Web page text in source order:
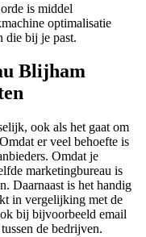
is middel
optimalisatie
die bij je past.
Blijham
ook als het gaat om
er veel behoefte is
Omdat je
marketingbureau is
Daarnaast is het handig
in vergelijking met de
bij bijvoorbeeld email
de bedrijven.